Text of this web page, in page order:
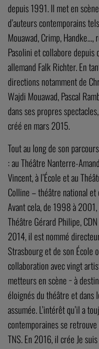
depuis 1991. Il met en
d’auteurs contemporains
Mouawad, Crimp,
Pasolini et collabore depuis
allemand Falk Richter. En
directions notamment de
Wajdi Mouawad, Pascal
dans ses propres
créé en mars 2015.
Tout au long de son
: au Théâtre Nanterre-
Vincent, à l’École et au
Colline – théâtre national et
Avant cela, de 1998 à
Théâtre Gérard Philipe,
2014, il est nommé
Strasbourg et de son École
collaboration avec vingt
metteurs en scène − à
éloignés du théâtre et dans
assumée. L’intérêt qu’il a
contemporaines se
TNS. En 2016, il crée Je